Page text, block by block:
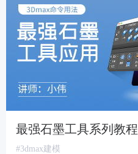
最强石墨工具系列教程
#3dmax建模